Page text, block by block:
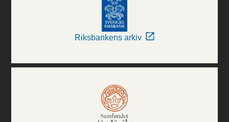
Riksbankens arkiv